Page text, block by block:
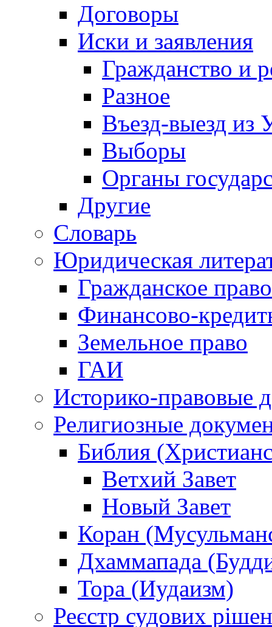
Договоры
Иски и заявления
Гражданство и
Разное
Въезд-выезд из
Выборы
Органы
Другие
Словарь
Юридическая
Гражданское право
Финансово-
Земельное право
ГАИ
Историко-правовые
Религиозные
Библия
Ветхий Завет
Новый Завет
Коран
Дхаммапада
Тора (Иудаизм)
Реєстр судових